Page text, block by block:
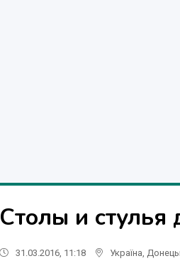
Столы и
31.03.2016, 11:18 Україна